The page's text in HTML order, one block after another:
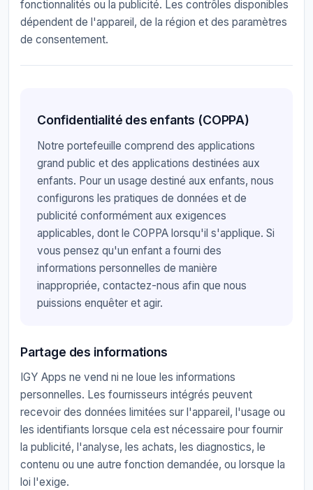
fonctionnalités ou la publicité. Les contrôles disponibles
dépendent de l'appareil, de la région et des paramètres
de consentement.
Confidentialité des enfants (COPPA)
Notre portefeuille comprend des applications
grand public et des applications destinées aux
enfants. Pour un usage destiné aux enfants, nous
configurons les pratiques de données et de
publicité conformément aux exigences
applicables, dont le COPPA lorsqu'il s'applique. Si
vous pensez qu'un enfant a fourni des
informations personnelles de manière
inappropriée, contactez-nous afin que nous
puissions enquêter et agir.
Partage des informations
IGY Apps ne vend ni ne loue les informations
personnelles. Les fournisseurs intégrés peuvent
recevoir des données limitées sur l'appareil, l'usage ou
les identifiants lorsque cela est nécessaire pour fournir
la publicité, l'analyse, les achats, les diagnostics, le
contenu ou une autre fonction demandée, ou lorsque la
loi l'exige.